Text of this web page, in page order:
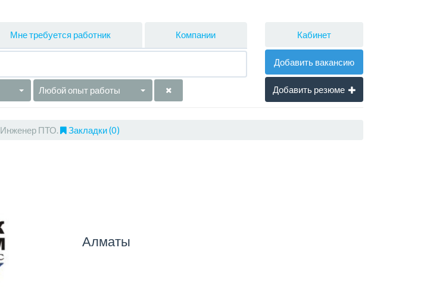
Мне требуется работник Компании
Любой опыт работы
Кабинет
Добавить вакансию
Добавить резюме
Инженер ПТО. Закладки (0)
Алматы